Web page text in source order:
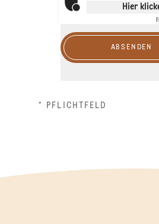
Hier
ABSENDEN
* PFLICHTFELD